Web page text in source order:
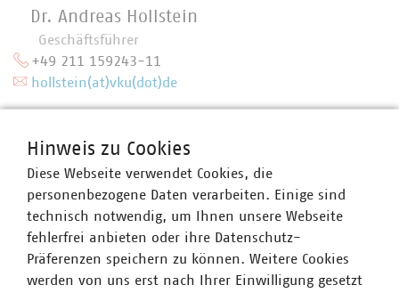
Dr. Andreas Hollstein
Geschäftsführer
+49 211 159243-11
hollstein(at)vku(dot)de
Hinweis zu Cookies
Diese Webseite verwendet Cookies, die
personenbezogene Daten verarbeiten. Einige sind
technisch notwendig, um Ihnen unsere Webseite
fehlerfrei anbieten oder ihre Datenschutz-
Präferenzen speichern zu können. Weitere Cookies
werden von uns erst nach Ihrer Einwilligung gesetzt